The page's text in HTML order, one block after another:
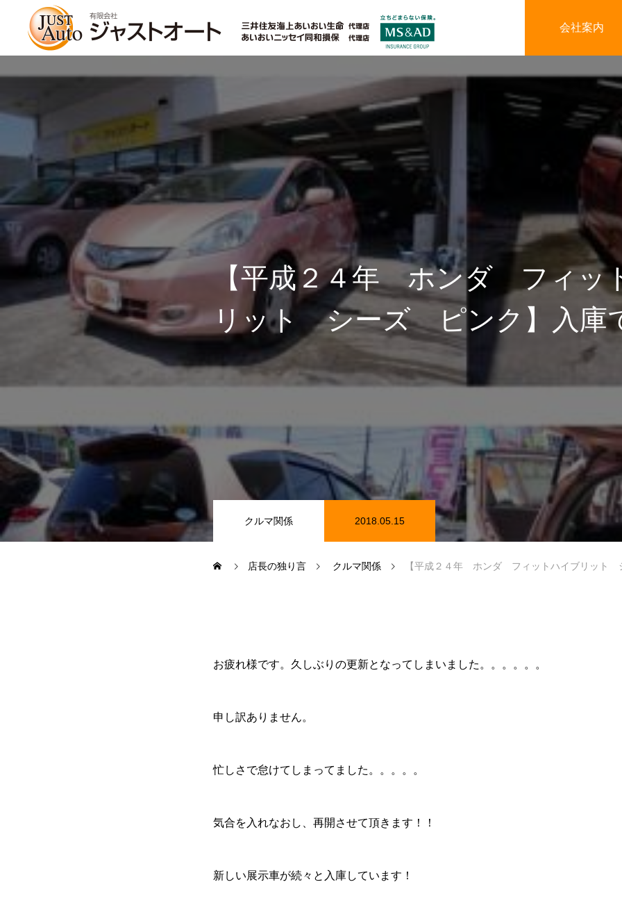
会社案内
トップページ
新車
中古車・未使用車
JUジャナイト在庫情報 Gooネット在庫情報 カーセンサー在庫情報
整備・修理・板金・塗装
ボディコーティング・艶出し・磨き
【平成２４年 ホンダ フィッ
リット シーズ ピンク】入庫
クルマ関係 2018.05.15
店長の独り言 クルマ関係 【平成２４年 ホンダ フィットハイブリット シー
お疲れ様です。久しぶりの更新となってしまいました。。。。。。
申し訳ありません。
忙しさで怠けてしまってました。。。。。
気合を入れなおし、再開させて頂きます！！
新しい展示車が続々と入庫しています！